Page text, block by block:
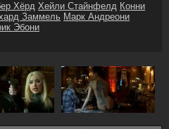
Хёрд Хейли Стайнфелд Конни
Заммель Марк Андреони
Эбони